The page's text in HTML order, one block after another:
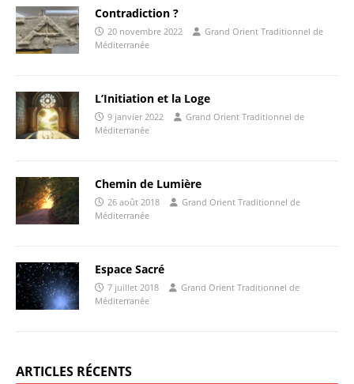
Contradiction ?
20 novembre 2022
Grand Orient Traditionnel de
Méditerranée
L’Initiation et la Loge
9 janvier 2022
Grand Orient Traditionnel de
Méditerranée
Chemin de Lumière
26 août 2018
Grand Orient Traditionnel de
Méditerranée
Espace Sacré
7 juillet 2018
Grand Orient Traditionnel de
Méditerranée
ARTICLES RÉCENTS